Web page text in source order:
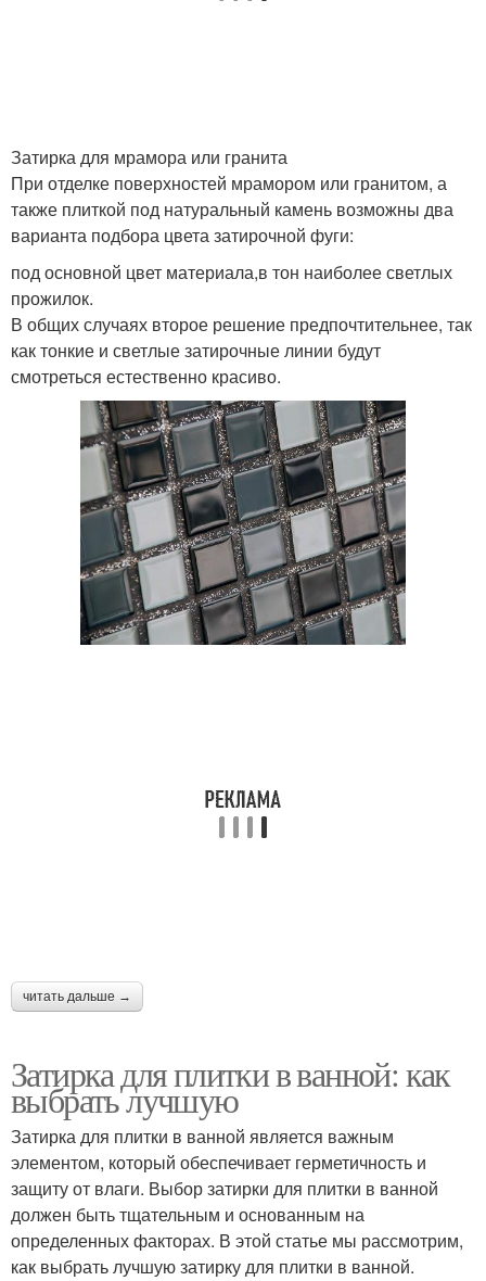
Затирка для мрамора или гранита
При отделке поверхностей мрамором или гранитом, а
также плиткой под натуральный камень возможны два
варианта подбора цвета затирочной фуги:
под основной цвет материала,в тон наиболее светлых
прожилок.
В общих случаях второе решение предпочтительнее, так
как тонкие и светлые затирочные линии будут
смотреться естественно красиво.
читать дальше →
Затирка для плитки в ванной: как
выбрать лучшую
Затирка для плитки в ванной является важным
элементом, который обеспечивает герметичность и
защиту от влаги. Выбор затирки для плитки в ванной
должен быть тщательным и основанным на
определенных факторах. В этой статье мы рассмотрим,
как выбрать лучшую затирку для плитки в ванной.